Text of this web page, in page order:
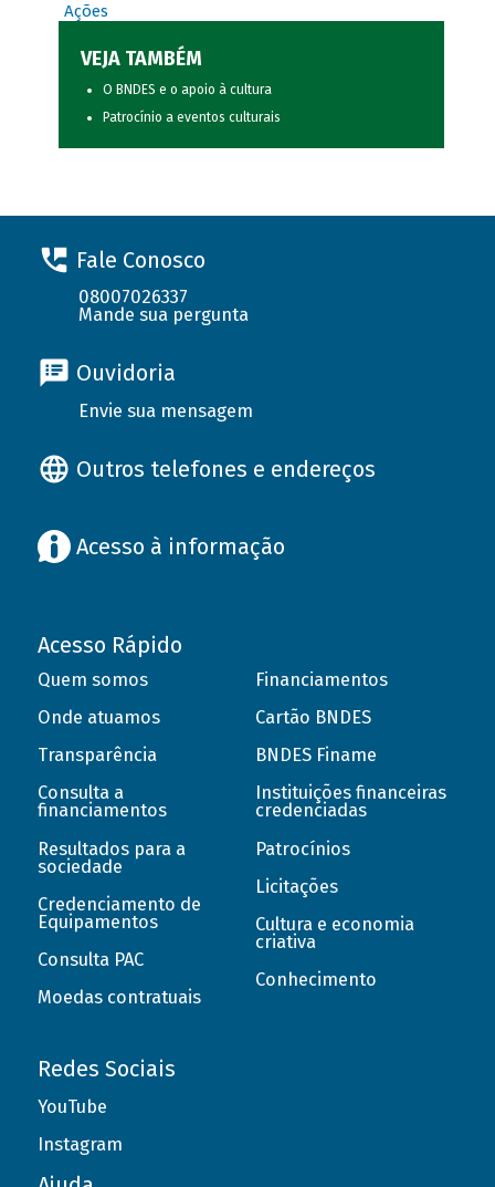
Ações
VEJA TAMBÉM
O BNDES e o apoio à cultura
Patrocínio a eventos culturais
Fale Conosco
08007026337
Mande sua pergunta
Ouvidoria
Envie sua mensagem
Outros telefones e endereços
Acesso à informação
Acesso Rápido
Quem somos
Onde atuamos
Transparência
Consulta a
financiamentos
Resultados para a
sociedade
Credenciamento de
Equipamentos
Consulta PAC
Moedas contratuais
Financiamentos
Cartão BNDES
BNDES Finame
Instituições financeiras
credenciadas
Patrocínios
Licitações
Cultura e economia
criativa
Conhecimento
Redes Sociais
YouTube
Instagram